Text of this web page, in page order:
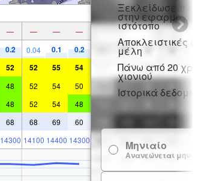
— — — —
0.2 0.04 0.1 0.2
52 52 55 54
48 52 54 50
48 52 54 48
68 68 69 60
14300 14100 14400 14300
Ξεκλείδωσε πλήρη
στην εφαρμογή και
ιστότοπο
Αποκλειστικές
μέλη
Πάνω από 20 χρόνια
χιονιού
Ιστορικά δεδομένα
Μηνιαίο
Ανανεώνεται μηνιαία